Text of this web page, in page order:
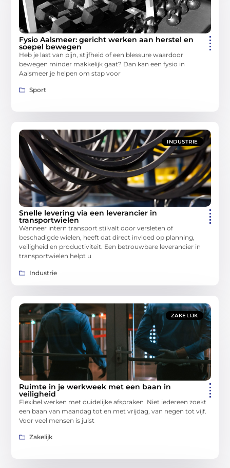
Fysio Aalsmeer: gericht werken aan herstel en
soepel bewegen
Heb je last van pijn, stijfheid of een blessure waardoor
bewegen minder makkelijk gaat? Dan kan een fysio in
Aalsmeer je helpen om stap voor
Sport
INDUSTRIE
Snelle levering via een leverancier in
transportwielen
Wanneer intern transport stilvalt door versleten of
beschadigde wielen, heeft dat direct invloed op planning,
veiligheid en productiviteit. Een betrouwbare leverancier in
transportwielen helpt u
Industrie
ZAKELIJK
Ruimte in je werkweek met een baan in
veiligheid
Flexibel werken met duidelijke afspraken Niet iedereen zoekt
een baan van maandag tot en met vrijdag, van negen tot vijf.
Voor veel mensen is juist
Zakelijk